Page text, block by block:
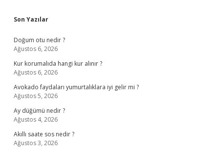
Sidebar
Son Yazılar
Doğum otu nedir ?
Ağustos 6, 2026
Kur korumalıda hangi kur alınır ?
Ağustos 6, 2026
Avokado faydaları yumurtalıklara iyi gelir mi ?
Ağustos 5, 2026
Ay düğümü nedir ?
Ağustos 4, 2026
Akıllı saate sos nedir ?
Ağustos 3, 2026